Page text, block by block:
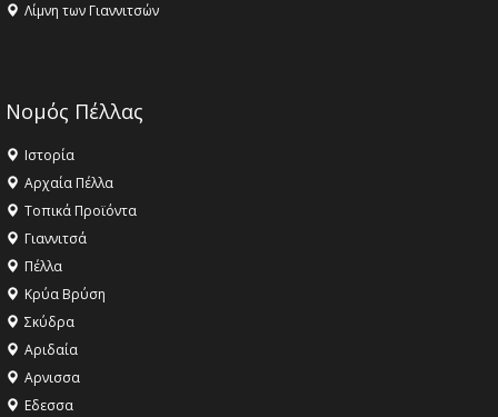
Λίμνη των Γιαννιτσών
Νομός Πέλλας
Ιστορία
Αρχαία Πέλλα
Τοπικά Προϊόντα
Γιαννιτσά
Πέλλα
Κρύα Βρύση
Σκύδρα
Αριδαία
Aρνισσα
Eδεσσα